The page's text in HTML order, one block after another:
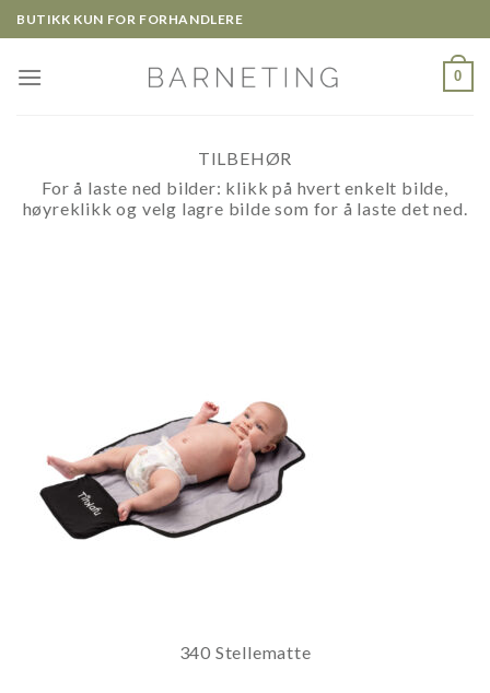
Skip
to
content
BUTIKK KUN FOR FORHANDLERE
0
TILBEHØR
For å laste ned bilder: klikk på hvert enkelt bilde,
høyreklikk og velg lagre bilde som for å laste det ned.
340 Stellematte